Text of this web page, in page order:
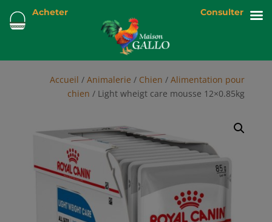
Accueil /Animalerie / Chien /Alimentation pour
chien / Light wheigt care mousse 12×0.85kg
Acheter Consulter